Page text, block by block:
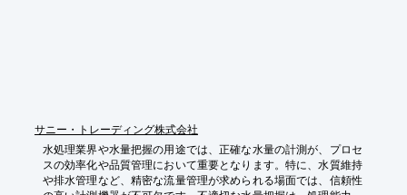
サニー・トレーディング株式会社
水処理業界や水量把握の用途では、正確な水量の計測が、プロセ
スの効率化や品質管理において重要となります。特に、水質維持
や排水管理など、精密な流量管理が求められる場面では、信頼性